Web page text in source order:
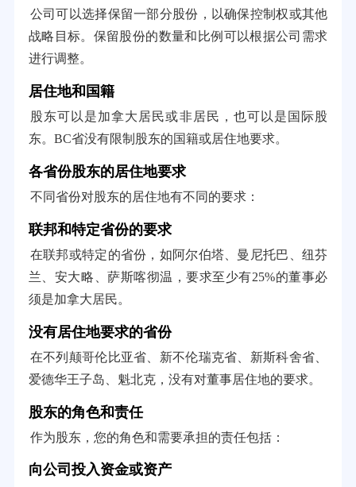
公司可以选择保留一部分股份，以确保控制权或其他
战略目标。保留股份的数量和比例可以根据公司需求
进行调整。
居住地和国籍
股东可以是加拿大居民或非居民，也可以是国际股
东。BC省没有限制股东的国籍或居住地要求。
各省份股东的居住地要求
不同省份对股东的居住地有不同的要求：
联邦和特定省份的要求
在联邦或特定的省份，如阿尔伯塔、曼尼托巴、纽芬
兰、安大略、萨斯喀彻温，要求至少有25%的董事必
须是加拿大居民。
没有居住地要求的省份
在不列颠哥伦比亚省、新不伦瑞克省、新斯科舍省、
爱德华王子岛、魁北克，没有对董事居住地的要求。
股东的角色和责任
作为股东，您的角色和需要承担的责任包括：
向公司投入资金或资产